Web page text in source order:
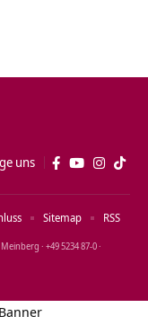
uns
· +49 5234 87‑0 ·
Sitemap RSS